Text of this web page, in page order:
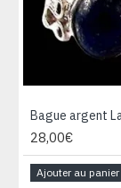
28,00€
Ajouter au panier